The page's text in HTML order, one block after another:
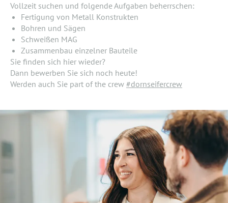
Vollzeit suchen und folgende Aufgaben beherrschen:
Fertigung von Metall Konstrukten
Bohren und Sägen
Schweißen MAG
Zusammenbau einzelner Bauteile
Sie finden sich hier wieder?
Dann bewerben Sie sich noch heute!
Werden auch Sie part of the crew #dornseifercrew